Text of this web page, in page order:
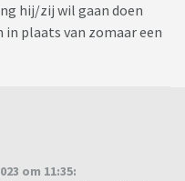
hij/zij wil gaan doen
in plaats van zomaar een
om 11:35: